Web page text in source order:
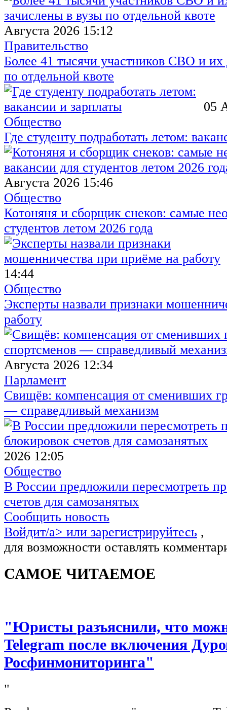
Августа 2026 15:12
Правительство
Более 41 тысячи участников СВО и их
по отдельной квоте
05
Общество
Где студенту подработать летом:
Августа 2026 15:46
Общество
Котоняня и сборщик снеков: самые
студентов летом 2026 года
14:44
Общество
Эксперты назвали признаки
работу
Августа 2026 12:34
Парламент
Свищёв: компенсация от сменивших
— справедливый механизм
2026 12:05
Общество
В России предложили пересмотреть
счетов для самозанятых
Сообщить новость
Войдит/a> или зарегистрируйтесь ,
для возможности оставлять
САМОЕ ЧИТАЕМОЕ
"Юристы разъяснили, что
Telegram после включения
Росфинмониторинга"
"